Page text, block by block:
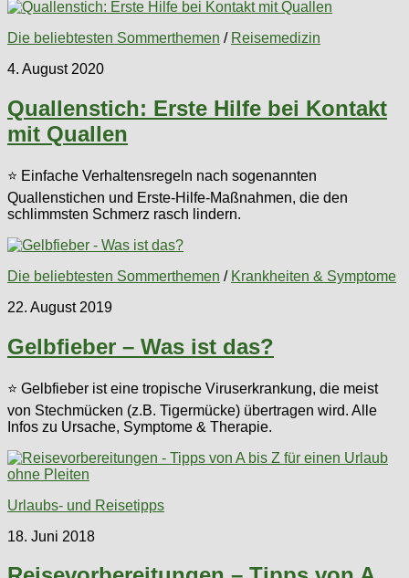
Die beliebtesten Sommerthemen / Reisemedizin
4. August 2020
Quallenstich: Erste Hilfe bei Kontakt
mit Quallen
⭐ Einfache Verhaltensregeln nach sogenannten
Quallenstichen und Erste-Hilfe-Maßnahmen, die den
schlimmsten Schmerz rasch lindern.
Die beliebtesten Sommerthemen / Krankheiten & Symptome
22. August 2019
Gelbfieber – Was ist das?
⭐ Gelbfieber ist eine tropische Viruserkrankung, die meist
von Stechmücken (z.B. Tigermücke) übertragen wird. Alle
Infos zu Ursache, Symptome & Therapie.
Urlaubs- und Reisetipps
18. Juni 2018